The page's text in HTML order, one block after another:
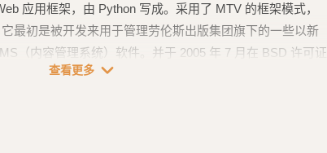
应用框架，由 Python 写成。采用了 MTV 的框架模式，
最初是被开发来用于管理劳伦斯出版集团旗下的一些以新
（内容管理系统）软件。并于 2005 年 7 月在 BSD 许可证
吉普赛爵士吉他手 Django Reinhardt 来命名的。2019 年 12
使用这种架构，程序员可以方便、快捷地创建高品质、易维
查看更多 expand_more